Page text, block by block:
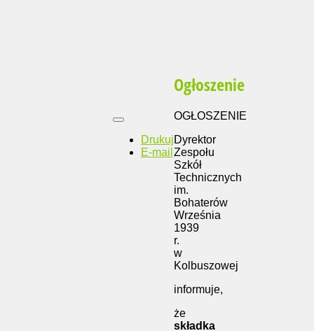
Ogłoszenie
Drukuj
E-mail
OGŁOSZENIE
Dyrektor
Zespołu
Szkół
Technicznych
im.
Bohaterów
Września
1939
r.
w
Kolbuszowej
informuje,
że
składka